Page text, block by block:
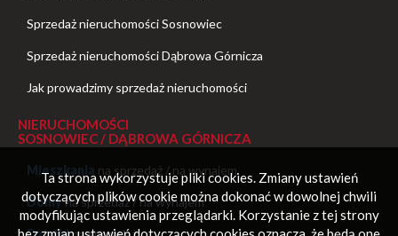
Sprzedaż nieruchomości Sosnowiec
Sprzedaż nieruchomości Dąbrowa Górnicza
Jak prowadzimy sprzedaż nieruchomości
NIERUCHOMOŚCI
SOSNOWIEC / DĄBROWA GÓRNICZA
Mieszkania na sprzedaż /na wynajem
Domyna sprzedaż/na wynajem
Ta strona wykorzystuje pliki cookies. Zmiany ustawień
dotyczących plików cookie można dokonać w dowolnej chwili
modyfikując ustawienia przeglądarki. Korzystanie z tej strony